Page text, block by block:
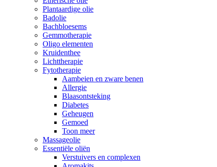
Plantaardige olie
Badolie
Bachbloesems
Gemmotherapie
Oligo elementen
Kruidenthee
Lichttherapie
Fytotherapie
Aambeien en zware benen
Allergie
Blaasontsteking
Diabetes
Geheugen
Gemoed
Toon meer
Massageolie
Essentiële oliën
Verstuivers en complexen